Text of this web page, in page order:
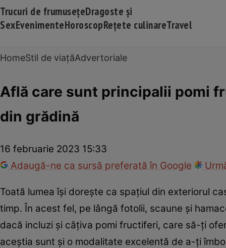
Trucuri de frumusețeDragoste și
SexEvenimenteHoroscopRețete culinareTravel
HomeStil de viațăAdvertoriale
Află care sunt principalii pomi
din grădină
16 februarie 2023 15:33
Adaugă-ne ca sursă preferată în Google
Toată lumea își dorește ca spațiul din exteriorul
timp. În acest fel, pe lângă fotolii, scaune și
dacă incluzi și câțiva pomi fructiferi, care să-ți
aceștia sunt și o modalitate excelentă de a-ți